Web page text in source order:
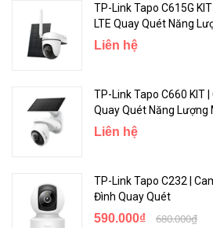
Kết Nối PoE Đơn Giản
Chỉ cần kết nối máy ảnh của bạn qua
điện và truyền dữ liệu đều được giải
TP-Link Tapo C615G
LTE Quay Quét Năng
Liên hệ
TP-Link Tapo C660 KIT
Quay Quét Năng Lượng
Liên hệ
TP-Link Tapo C232 |
Đình Quay Quét
590.000₫ 680.000₫